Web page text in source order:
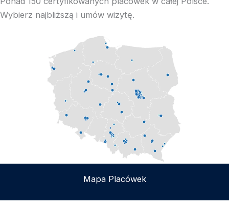
Wybierz najbliższą i umów wizytę.
Mapa Placówek